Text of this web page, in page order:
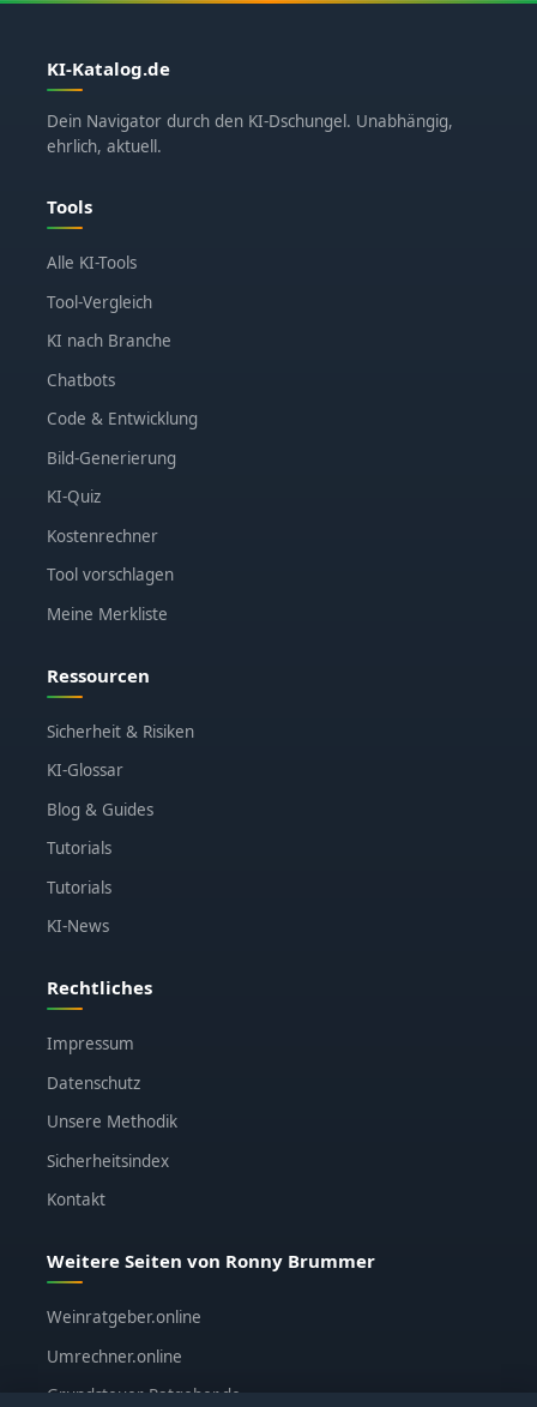
KI-Katalog.de
Dein Navigator durch den KI-Dschungel. Unabhängig,
ehrlich, aktuell.
Tools
Alle KI-Tools
Tool-Vergleich
KI nach Branche
Chatbots
Code & Entwicklung
Bild-Generierung
KI-Quiz
Kostenrechner
Tool vorschlagen
Meine Merkliste
Ressourcen
Sicherheit & Risiken
KI-Glossar
Blog & Guides
Tutorials
Tutorials
KI-News
Rechtliches
Impressum
Datenschutz
Unsere Methodik
Sicherheitsindex
Kontakt
Weitere Seiten von Ronny Brummer
Weinratgeber.online
Umrechner.online
Grundsteuer-Ratgeber.de